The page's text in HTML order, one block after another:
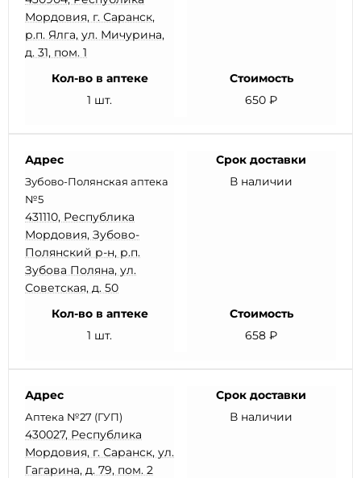
Мордовия, г. Саранск,
р.п. Ялга, ул. Мичурина,
д. 31, пом. 1
Кол-во в аптеке
1 шт.
Стоимость
650 ₽
Адрес
Зубово-Полянская аптека
№5
431110, Республика
Мордовия, Зубово-
Полянский р-н, р.п.
Зубова Поляна, ул.
Советская, д. 50
Срок доставки
В наличии
Кол-во в аптеке
1 шт.
Стоимость
658 ₽
Адрес
Аптека №27 (ГУП)
430027, Республика
Мордовия, г. Саранск, ул.
Гагарина, д. 79, пом. 2
Срок доставки
В наличии